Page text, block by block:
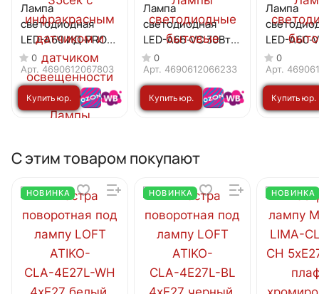
Лампа
светодиодная
LED-A60 ИД-PRO
15Вт 230В Е27
6500К 1400Лм 5м
35сек с
инфракрасным
датчиком и
HOME
0
Арт. 4690612067803
Купить юр.
Лампа
светодиодная
LED-A65-VC 30Вт
230В Е27 3000К
2850Лм IN HOME
0
Арт. 4690612066233
Купить юр.
Лампа
LED-A60-
230В Е27
2380Лм IN
0
Арт.
Купить юр.
С этим товаром покупают
НОВИНКА НОВИНКА НОВИНКА